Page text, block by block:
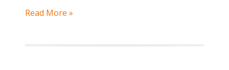
Read More »